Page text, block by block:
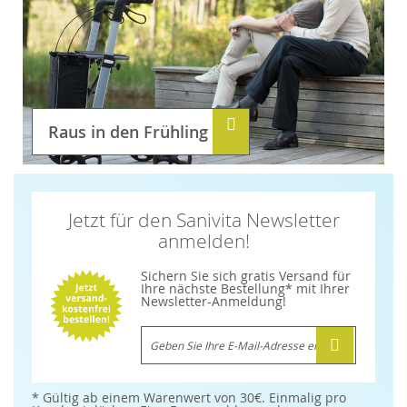
Raus in den Frühling
Jetzt für den Sanivita Newsletter
anmelden!
Sichern Sie sich gratis Versand für
Ihre nächste Bestellung* mit Ihrer
Newsletter-Anmeldung!
M
d
e
n
* Gültig ab einem Warenwert von 30€. Einmalig pro